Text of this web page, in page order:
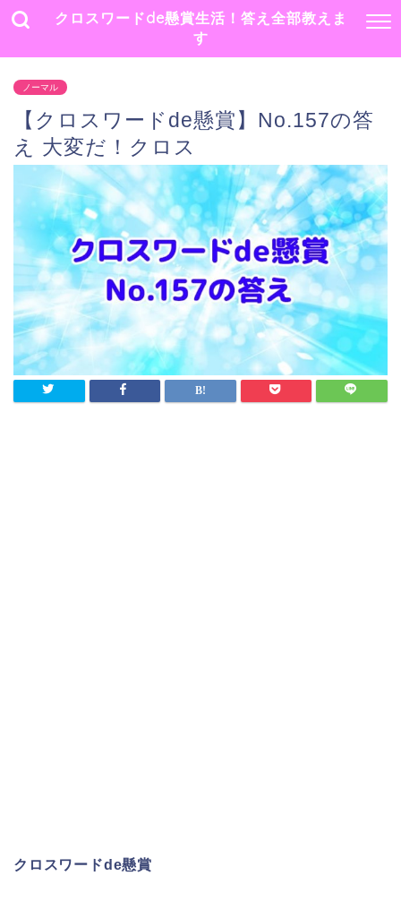
クロスワードde懸賞生活！答え全部教えま
す
ノーマル
【クロスワードde懸賞】No.157の答
え 大変だ！クロス
クロスワードde懸賞